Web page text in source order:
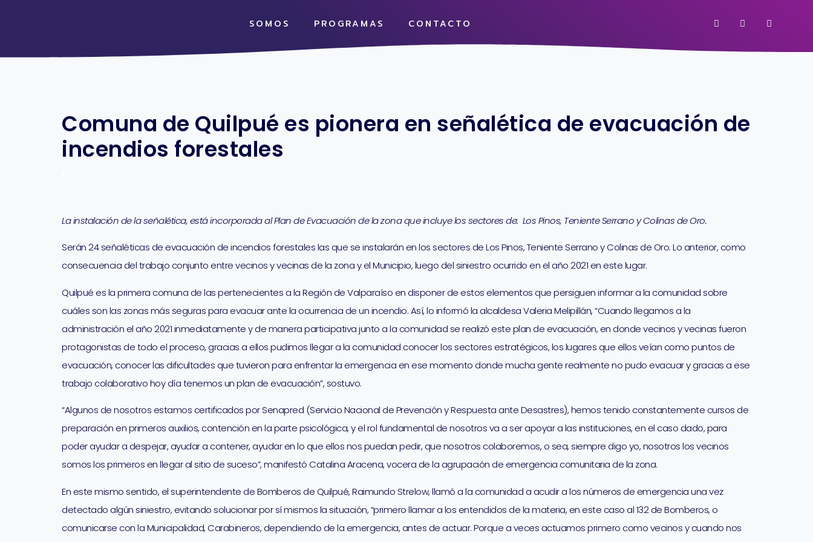
SOMOS PROGRAMAS CONTACTO
Comuna de Quilpué es pionera en señalética de evacuación de
incendios forestales
La instalación de la señalética, está incorporada al Plan de Evacuación de la zona que incluye los sectores de: Los Pinos, Teniente Serrano y Colinas de Oro.
Serán 24 señaléticas de evacuación de incendios forestales las que se instalarán en los sectores de Los Pinos, Teniente Serrano y Colinas de Oro. Lo anterior, como
consecuencia del trabajo conjunto entre vecinos y vecinas de la zona y el Municipio, luego del siniestro ocurrido en el año 2021 en este lugar.
Quilpué es la primera comuna de las pertenecientes a la Región de Valparaíso en disponer de estos elementos que persiguen informar a la comunidad sobre
cuáles son las zonas más seguras para evacuar ante la ocurrencia de un incendio. Así, lo informó la alcaldesa Valeria Melipillán, “Cuando llegamos a la
administración el año 2021 inmediatamente y de manera participativa junto a la comunidad se realizó este plan de evacuación, en donde vecinos y vecinas fueron
protagonistas de todo el proceso, gracias a ellos pudimos llegar a la comunidad conocer los sectores estratégicos, los lugares que ellos veían como puntos de
evacuación, conocer las dificultades que tuvieron para enfrentar la emergencia en ese momento donde mucha gente realmente no pudo evacuar y gracias a ese
trabajo colaborativo hoy día tenemos un plan de evacuación”, sostuvo.
“Algunos de nosotros estamos certificados por Senapred (Servicio Nacional de Prevención y Respuesta ante Desastres), hemos tenido constantemente cursos de
preparación en primeros auxilios, contención en la parte psicológica, y el rol fundamental de nosotros va a ser apoyar a las instituciones, en el caso dado, para
poder ayudar a despejar, ayudar a contener, ayudar en lo que ellos nos puedan pedir, que nosotros colaboremos, o sea, siempre digo yo, nosotros los vecinos
somos los primeros en llegar al sitio de suceso”, manifestó Catalina Aracena, vocera de la agrupación de emergencia comunitaria de la zona.
En este mismo sentido, el superintendente de Bomberos de Quilpué, Raimundo Strelow, llamó a la comunidad a acudir a los números de emergencia una vez
detectado algún siniestro, evitando solucionar por sí mismos la situación, “primero llamar a los entendidos de la materia, en este caso al 132 de Bomberos, o
comunicarse con la Municipalidad, Carabineros, dependiendo de la emergencia, antes de actuar. Porque a veces actuamos primero como vecinos y cuando nos